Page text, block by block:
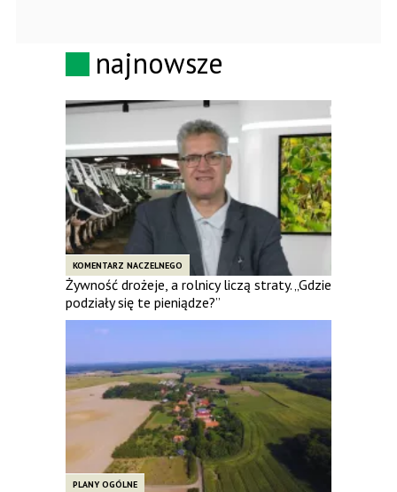
najnowsze
KOMENTARZ NACZELNEGO
Żywność drożeje, a rolnicy liczą straty. „Gdzie
podziały się te pieniądze?”
PLANY OGÓLNE